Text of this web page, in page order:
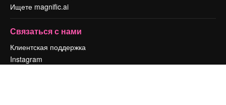
Ищете magnific.ai
Связаться с нами
Клиентская поддержка
Instagram